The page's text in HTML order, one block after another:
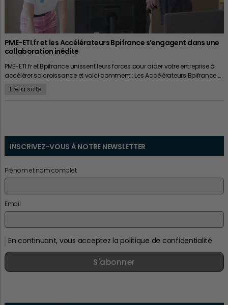
PME-ETI.fr et les Accélérateurs Bpifrance s’engagent dans une
collaboration inédite
PME-ETI.fr et Bpifrance unissent leurs forces pour aider votre entreprise à
accélérer sa croissance et voici comment : Les Accélérateurs Bpifrance …
Lire la suite
INSCRIVEZ-VOUS À NOTRE NEWSLETTER
Prénom et nom complet
Email
En continuant, vous acceptez la politique de confidentialité
S'abonner